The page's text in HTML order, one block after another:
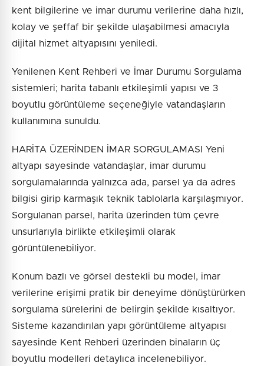
kent bilgilerine ve imar durumu verilerine daha hızlı,
kolay ve şeffaf bir şekilde ulaşabilmesi amacıyla
dijital hizmet altyapısını yeniledi.
Yenilenen Kent Rehberi ve İmar Durumu Sorgulama
sistemleri; harita tabanlı etkileşimli yapısı ve 3
boyutlu görüntüleme seçeneğiyle vatandaşların
kullanımına sunuldu.
HARİTA ÜZERİNDEN İMAR SORGULAMASI Yeni
altyapı sayesinde vatandaşlar, imar durumu
sorgulamalarında yalnızca ada, parsel ya da adres
bilgisi girip karmaşık teknik tablolarla karşılaşmıyor.
Sorgulanan parsel, harita üzerinden tüm çevre
unsurlarıyla birlikte etkileşimli olarak
görüntülenebiliyor.
Konum bazlı ve görsel destekli bu model, imar
verilerine erişimi pratik bir deneyime dönüştürürken
sorgulama sürelerini de belirgin şekilde kısaltıyor.
Sisteme kazandırılan yapı görüntüleme altyapısı
sayesinde Kent Rehberi üzerinden binaların üç
boyutlu modelleri detaylıca incelenebiliyor.